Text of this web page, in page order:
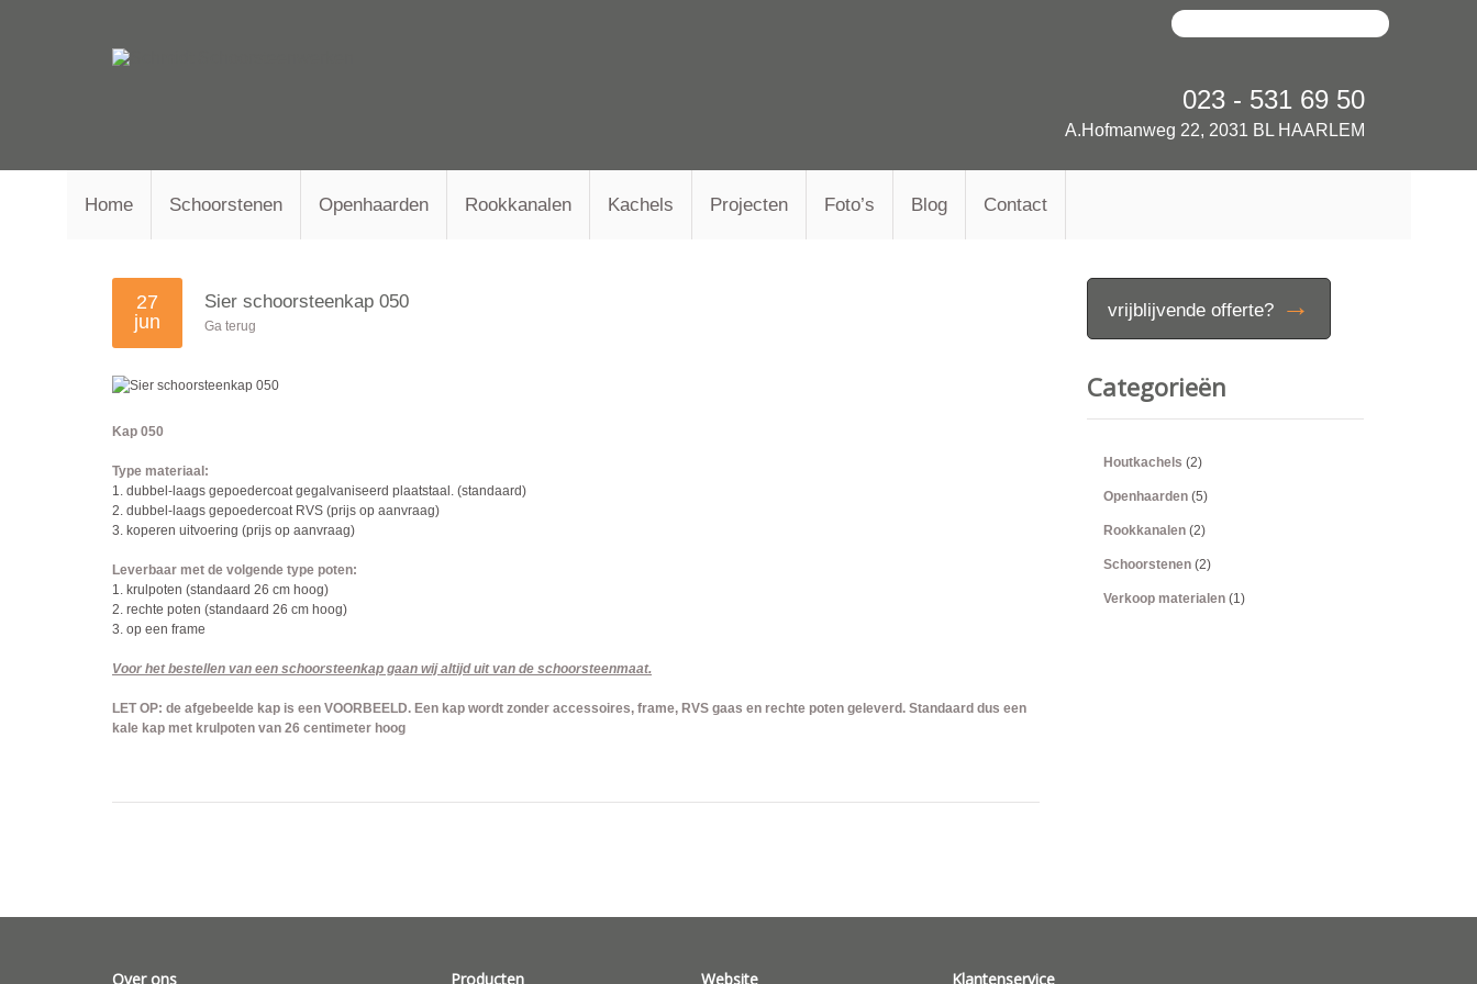
023 - 531 69 50
A.Hofmanweg 22, 2031 BL HAARLEM
Home Schoorstenen Openhaarden Rookkanalen Kachels Projecten Foto’s Blog Contact
Sier schoorsteenkap 050
27
jun
Ga terug
Kap 050
Type materiaal:
1. dubbel-laags gepoedercoat gegalvaniseerd plaatstaal. (standaard)
2. dubbel-laags gepoedercoat RVS (prijs op aanvraag)
3. koperen uitvoering (prijs op aanvraag)
Leverbaar met de volgende type poten:
1. krulpoten (standaard 26 cm hoog)
2. rechte poten (standaard 26 cm hoog)
3. op een frame
Voor het bestellen van een schoorsteenkap gaan wij altijd uit van de schoorsteenmaat.
LET OP: de afgebeelde kap is een VOORBEELD. Een kap wordt zonder accessoires, frame, RVS gaas en rechte poten geleverd. Standaard dus een
kale kap met krulpoten van 26 centimeter hoog
vrijblijvende offerte? →
Categorieën
Houtkachels (2)
Openhaarden (5)
Rookkanalen (2)
Schoorstenen (2)
Verkoop materialen (1)
Over ons Producten Website Klantenservice